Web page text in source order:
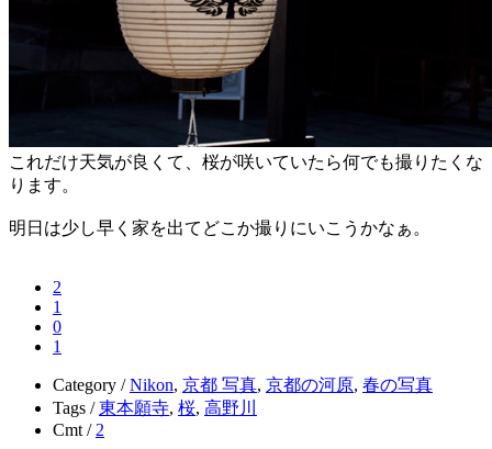
これだけ天気が良くて、桜が咲いていたら何でも撮りたくな
ります。
明日は少し早く家を出てどこか撮りにいこうかなぁ。
2
1
0
1
Category /Nikon, 京都 写真, 京都の河原, 春の写真
Tags /東本願寺, 桜, 高野川
Cmt / 2